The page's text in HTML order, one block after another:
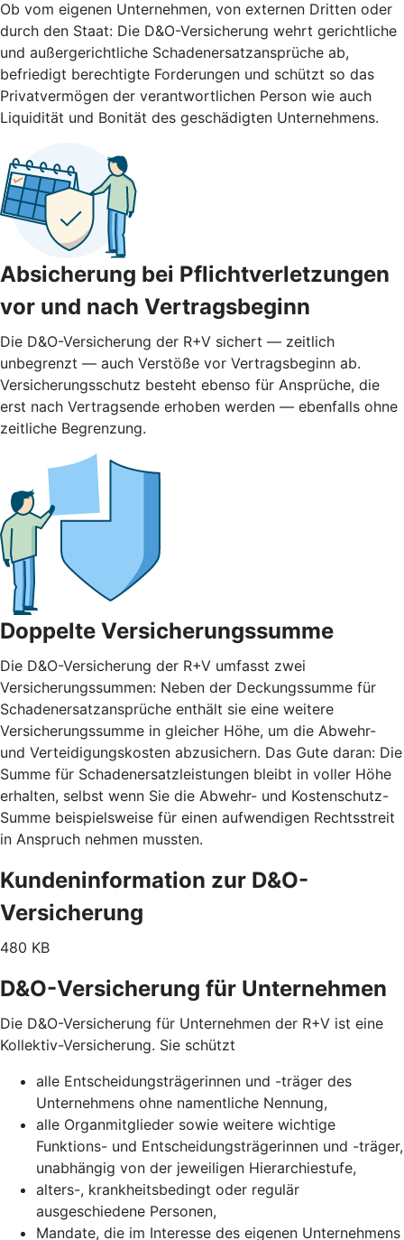
Ob vom eigenen Unternehmen, von externen Dritten oder
durch den Staat: Die D&O-Versicherung wehrt gerichtliche
und außergerichtliche Schadenersatzansprüche ab,
befriedigt berechtigte Forderungen und schützt so das
Privatvermögen der verantwortlichen Person wie auch
Liquidität und Bonität des geschädigten Unternehmens.
Absicherung bei Pflichtverletzungen
vor und nach ­Vertragsbeginn
Die D&O-Versicherung der R+V sichert — zeitlich
unbegrenzt — auch Verstöße vor Vertragsbeginn ab.
Versicherungsschutz besteht ebenso für Ansprüche, die
erst nach Vertragsende erhoben werden — ebenfalls ohne
zeitliche Begrenzung.
Doppelte Versicherungssumme
Die D&O-Versicherung der R+V umfasst zwei
Versicherungssummen: Neben der Deckungssumme für
Schadenersatzansprüche enthält sie eine weitere
Versicherungssumme in gleicher Höhe, um die Abwehr-
und Verteidigungskosten abzusichern. Das Gute daran: Die
Summe für Schadenersatzleistungen bleibt in voller Höhe
erhalten, selbst wenn Sie die Abwehr- und Kostenschutz-
Summe beispielsweise für einen aufwendigen Rechtsstreit
in Anspruch nehmen mussten.
Kundeninformation zur D&O-
Versicherung
480 KB
D&O-Versicherung für Unternehmen
Die D&O-Versicherung für Unternehmen der R+V ist eine
Kollektiv-Versicherung. Sie schützt
alle Entscheidungsträgerinnen und -träger des
Unternehmens ohne namentliche Nennung,
alle Organmitglieder sowie weitere wichtige
Funktions- und Entscheidungsträgerinnen und -träger,
unabhängig von der jeweiligen Hierarchiestufe,
alters-, krankheitsbedingt oder regulär
ausgeschiedene Personen,
Mandate, die im Interesse des eigenen Unternehmens